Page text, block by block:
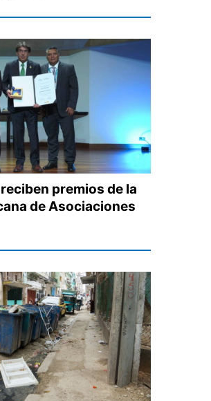
premios de la
de Asociaciones